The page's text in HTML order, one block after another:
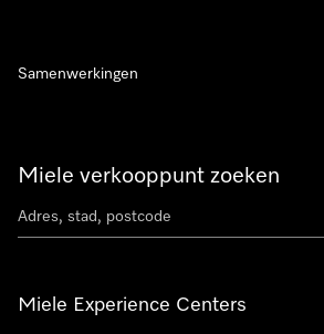
Miele verkooppunt zoeken
Miele Experience Centers
Samenwerkingen